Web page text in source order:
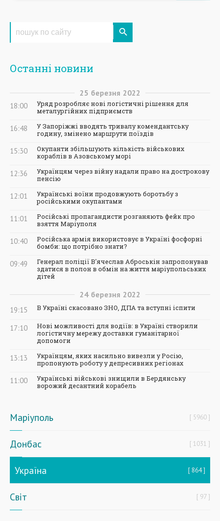
Останні новини
25 березня 2022
18:00
Уряд розробляє нові логістичні рішення для
металургійних підприємств
16:48
У Запоріжжі вводять тривалу комендантську
годину, змінено маршрути поїздів
15:30
Окупанти збільшують кількість військових
кораблів в Азовському морі
12:36
Українцям через війну надали право на дострокову
пенсію
12:01
Українські воїни продовжують боротьбу з
російськими окупантами
11:01
Російські пропагандисти розганяють фейк про
взяття Маріуполя
10:40
Російська армія використовує в Україні фосфорні
бомби: що потрібно знати?
09:49
Генерал поліції В'ячеслав Аброськін запропонував
здатися в полон в обмін на життя маріупольських
дітей
24 березня 2022
19:15 В Україні скасовано ЗНО, ДПА та вступні іспити
17:10
Нові можливості для водіїв: в Україні створили
логістичну мережу доставки гуманітарної
допомоги
13:13
Українцям, яких насильно вивезли у Росію,
пропонують роботу у депресивних регіонах
11:00
Українські військові знищили в Бердянську
ворожий десантний корабель
Маріуполь 5960
Донбас 1031
Україна 864
Світ 97